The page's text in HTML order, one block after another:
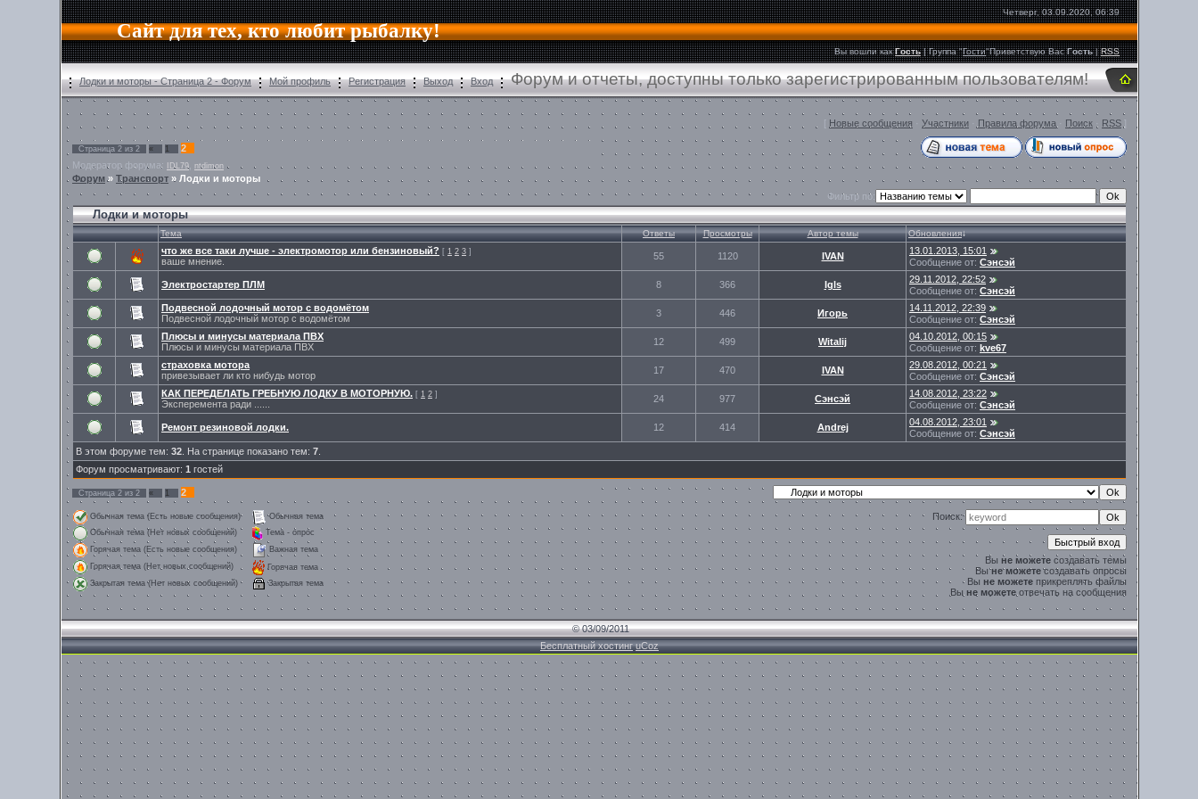
Сайт для тех, кто любит рыбалку!
Четверг, 03.09.2020, 06:39
Вы вошли как Гость|Группа"Гости"Приветствую Вас Гость |RSS
Лодки и моторы - Страница 2 - Форум Мой профиль Регистрация Выход Вход Форум и отчеты, доступны только зарегистрированным пользователям!
[ Новые сообщения Участники Правила форума Поиск RSS ]
Страница 2 из 2 « 1
2
Модератор форума:
IDL79 ntdimon
Форум» Транспорт » Лодки и моторы
Фильтр по:
Лодки и моторы
Тема Ответы Просмотры Автор темы Обновления↓
что же все таки лучше - электромотор или бензиновый? [ 1 2 3 ]
ваше мнение. 55 1120 IVAN
13.01.2013, 15:01
Сообщение от: Сэнсэй
Электростартер ПЛМ 8 366 Igls
29.11.2012, 22:52
Сообщение от: Сэнсэй
Подвесной лодочный мотор с водомётом
Подвесной лодочный мотор с водомётом
3 446 Игорь
14.11.2012, 22:39
Сообщение от: Сэнсэй
Плюсы и минусы материала ПВХ
Плюсы и минусы материала ПВХ
12 499 Witalij
04.10.2012, 00:15
Сообщение от: kve67
страховка мотора
привезывает ли кто нибудь мотор
17 470 IVAN
29.08.2012, 00:21
Сообщение от: Сэнсэй
КАК ПЕРЕДЕЛАТЬ ГРЕБНУЮ ЛОДКУ В МОТОРНУЮ. [ 1 2 ]
Эксперемента ради ...... 24 977 Сэнсэй
14.08.2012, 23:22
Сообщение от: Сэнсэй
Ремонт резиновой лодки. 12 414 Andrej
04.08.2012, 23:01
Сообщение от: Сэнсэй
В этом форуме тем: 32 . На странице показано тем: 7
Форум просматривают: 1 гостей
Страница 2 из 2 « 1 2
Обычная тема (Есть новые сообщения)
Обычная тема
Обычная тема (Нет новых сообщений)
Тема - опрос
Горячая тема (Есть новые сообщения)
Важная тема
Горячая тема (Нет новых сообщений)
Горячая тема
Закрытая тема (Нет новых сообщений)
Закрытая тема
Поиск:
Вы не можете создавать темы
Выне можетесоздавать опросы
Вы не можете прикреплять файлы
Вы не можете отвечать на сообщения
© 03/09/2011
Бесплатный хостинг uCoz